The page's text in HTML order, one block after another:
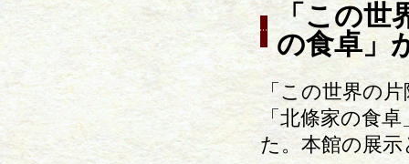
「この世
の食卓」
「この世界の
「北條家の食
た。本館の展